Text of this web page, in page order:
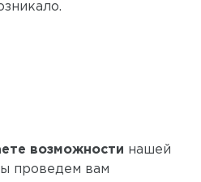
возможности нашей
проведем вам